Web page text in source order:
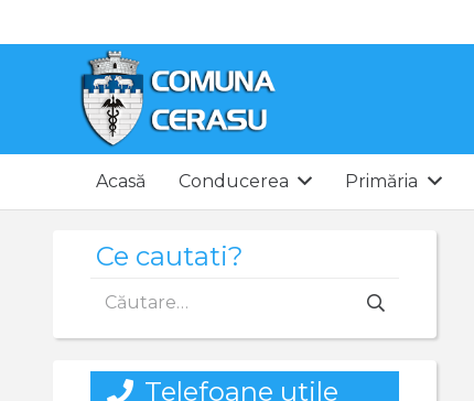
Acasă Conducerea Primăria
Ce cautati?
după:
Telefoane utile